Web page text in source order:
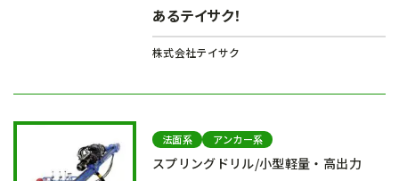
あるテイサク！
株式会社テイサク
法面系 アンカー系
スプリングドリル/小型軽量・高出力